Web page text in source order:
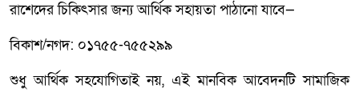
রাশেদের চিকিৎসার জন্য আর্থিক সহায়তা পাঠানো যাবে—
বিকাশ/নগদ: ০১৭৫৫-৭৫৫২৯৯
শুধু আর্থিক সহযোগিতাই নয়, এই মানবিক আবেদনটি সামাজিক